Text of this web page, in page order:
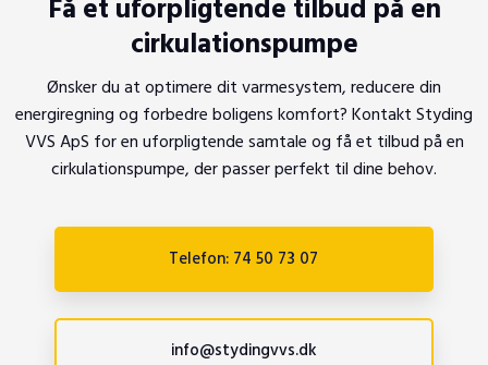
Få et uforpligtende tilbud på en
cirkulationspumpe
Ønsker du at optimere dit varmesystem, reducere din
energiregning og forbedre boligens komfort? Kontakt Styding
VVS ApS for en uforpligtende samtale og få et tilbud på en
cirkulationspumpe, der passer perfekt til dine behov.
Telefon: 74 50 73 07
info@stydingvvs.dk